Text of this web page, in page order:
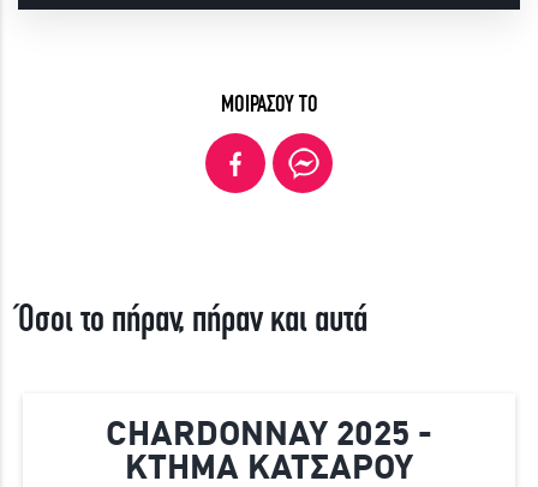
ΜΟΙΡΑΣΟΥ ΤΟ
Όσοι το πήραν, πήραν και αυτά
CHARDONNAY 2025 -
ΚΤΗΜΑ ΚΑΤΣΑΡΟΥ